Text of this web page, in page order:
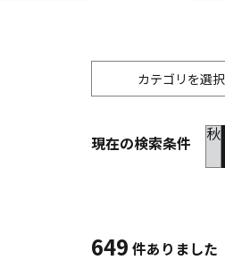
カテゴリを選択
歴史・文化
春
4月
縦
現在の検索条件 秋
649 件ありました